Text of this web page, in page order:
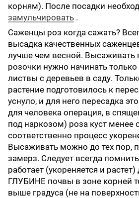
корням). После посадки
замульчировать .
Саженцы роз когда сажать?
высадка качественных
лучше чем весной. Высаживать
розочки нужно начинать
листвы с деревьев в саду.
растение подготовилось к
уснуло, и для него пересадка
для человека операция, в
под наркозом) роза куст менее
соответственно процесс
Высаживать можно до тех пор,
замерз. Следует всегда
работает (укореняется и
ГЛУБИНЕ почвы в зоне корней
выше градуса (не на